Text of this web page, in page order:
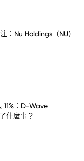
：Nu Holdings（NU）
11%：D-Wave
什麼事？